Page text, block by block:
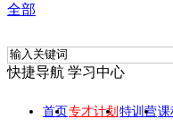
全部
快捷导航 学习中心
首页专才计划 特训营课